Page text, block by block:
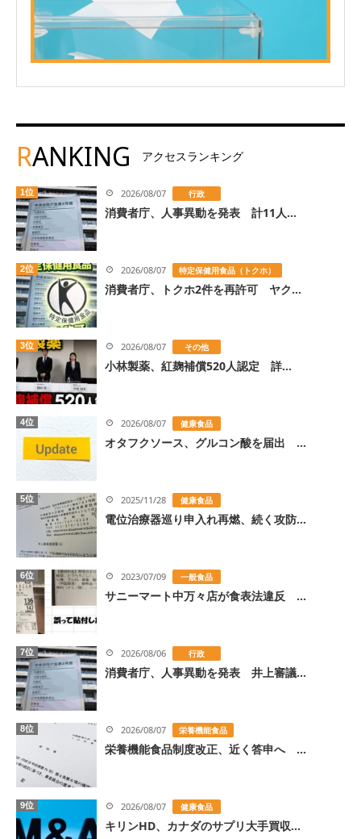
RANKING アクセスランキング
1位 2026/08/07 行政
消費者庁、人事異動を発表 計11人...
2位 2026/08/07 特定保健用食品（トクホ）
消費者庁、トクホ2件を再許可 ヤク...
3位 2026/08/07 その他
小林製薬、紅麹補償520人認定 詳...
4位 2026/08/07 健康食品
オタフクソース、グルコン酸を届出 ...
5位 2025/11/28 健康食品
電位治療器巡り申入れ再燃、続く攻防...
6位 2023/07/09 一般食品
サニーマート中万々店が食表法違反 ...
7位 2026/08/06 行政
消費者庁、人事異動を発表 井上審議...
8位 2026/08/07 栄養機能食品
栄養機能食品制度改正、近く答申へ ...
9位 2026/08/07 健康食品
キリンHD、カナダのサプリ大手買収...